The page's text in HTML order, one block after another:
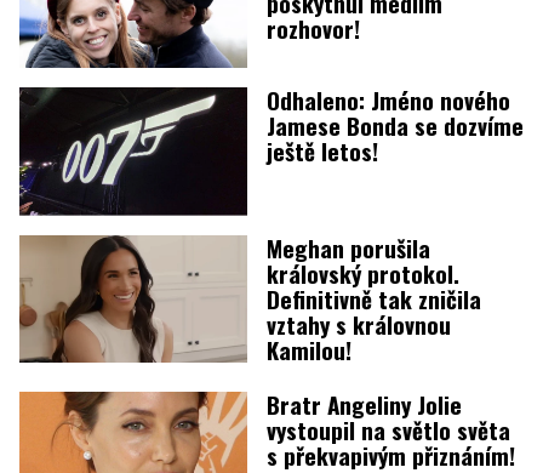
rozhovor!
Odhaleno: Jméno nového
Jamese Bonda se dozvíme
ještě letos!
Meghan porušila
královský protokol.
Definitivně tak zničila
vztahy s královnou
Kamilou!
Bratr Angeliny Jolie
vystoupil na světlo světa
s překvapivým přiznáním!